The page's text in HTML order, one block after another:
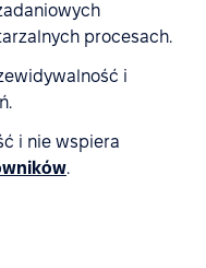
procesach.
i
i nie wspiera
.